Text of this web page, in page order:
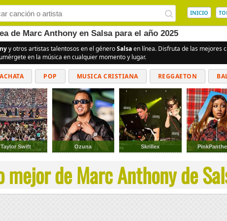
INICIO
de Marc Anthony en Salsa para el año 2025
y otros artistas talentosos en el géneroSalsaen línea. Disfruta de las mejores
en la música en cualquier momento y lugar.
POP MUSICA CRISTIANA REGGAETON
CUMBIAS
Taylor Swift Ozuna Skrillex
mejor de Marc Anthony de